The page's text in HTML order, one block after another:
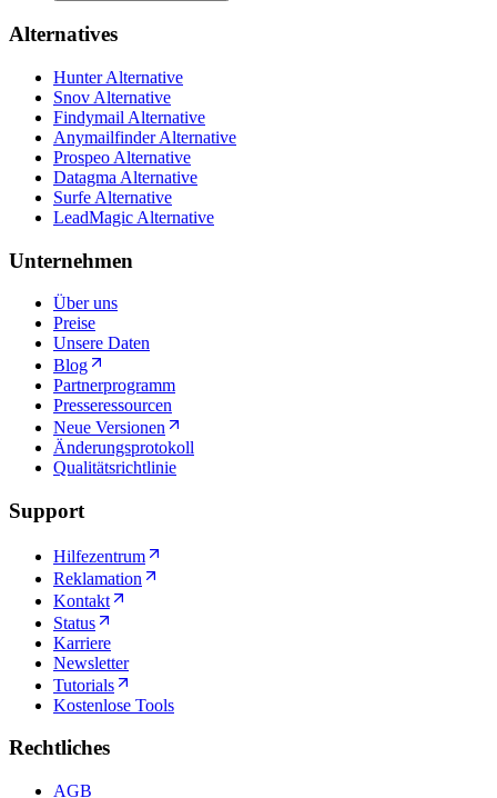
Alternatives
Hunter Alternative
Snov Alternative
Findymail Alternative
Anymailfinder Alternative
Prospeo Alternative
Datagma Alternative
Surfe Alternative
LeadMagic Alternative
Unternehmen
Über uns
Preise
Unsere Daten
Blog
Partnerprogramm
Presseressourcen
Neue Versionen
Änderungsprotokoll
Qualitätsrichtlinie
Support
Hilfezentrum
Reklamation
Kontakt
Status
Karriere
Newsletter
Tutorials
Kostenlose Tools
Rechtliches
AGB